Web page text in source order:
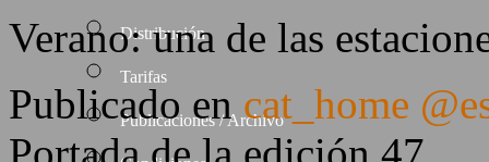
Distribución
Tarifas
Publicaciones / Archivo
Verano: una de las
Publicado en cat_home
Portada de la edición 47